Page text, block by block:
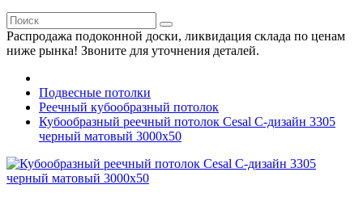
Распродажа подоконной доски, ликвидация склада по ценам
ниже рынка! Звоните для уточнения деталей.
Подвесные потолки
Реечный кубообразный потолок
Кубообразный реечный потолок Cesal C-дизайн 3305
черный матовый 3000х50